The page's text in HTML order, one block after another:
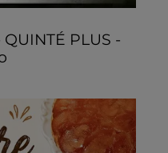
QUINTÉ PLUS -